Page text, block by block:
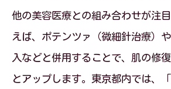
他の美容医療との組み合わせが注
えば、ポテンツァ（微細針治療）
入などと併用することで、肌の修
とアップします。東京都内では、